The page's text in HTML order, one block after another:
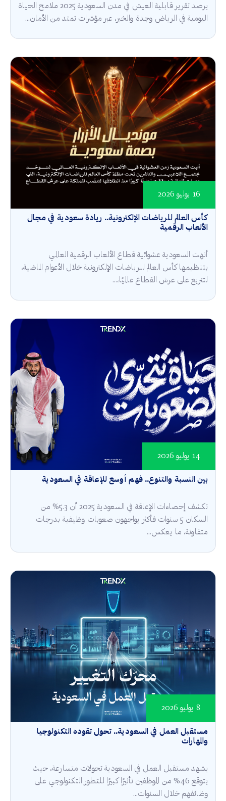
يرصد تقرير قابلية العيش في مدن السعودية 2025 ملامح الحياة
اليومية في الرياض وجدة والخبر، عبر مؤشرات تمتد من الأمان...
كأس العالم للرياضات الإلكترونية.. ريادة سعودية في مجال
الألعاب الرقمية
16 يوليو 2026
أنهت السعودية عشوائية قطاع الألعاب الرقمية العالمي
بتنظيمها كأس العالم للرياضات الإلكترونية خلال الأعوام الماضية،
لتتربع على عرش القطاع عالميًا،...
بين النسبة والتنوع.. فهم أوسع للإعاقة في السعودية
14 يوليو 2026
تكشف إحصاءات الإعاقة في السعودية 2025 أن 5.3% من
السكان 5 سنوات فأكثر يواجهون صعوبات وظيفية بدرجات
متفاوتة، ما يعكس...
مستقبل العمل في السعودية.. تحول تقوده التكنولوجيا
والمهارات
8 يوليو 2026
يشهد مستقبل العمل في السعودية تحولات متسارعة، حيث
يتوقع 46% من الموظفين تأثيرًا كبيرًا للتطور التكنولوجي على
وظائفهم خلال السنوات...